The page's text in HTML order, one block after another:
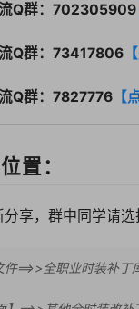
Q群：702305909
Q群：73417806
Q群：7827776 【
置：
享，群中同学请
==>>全职业时装补丁